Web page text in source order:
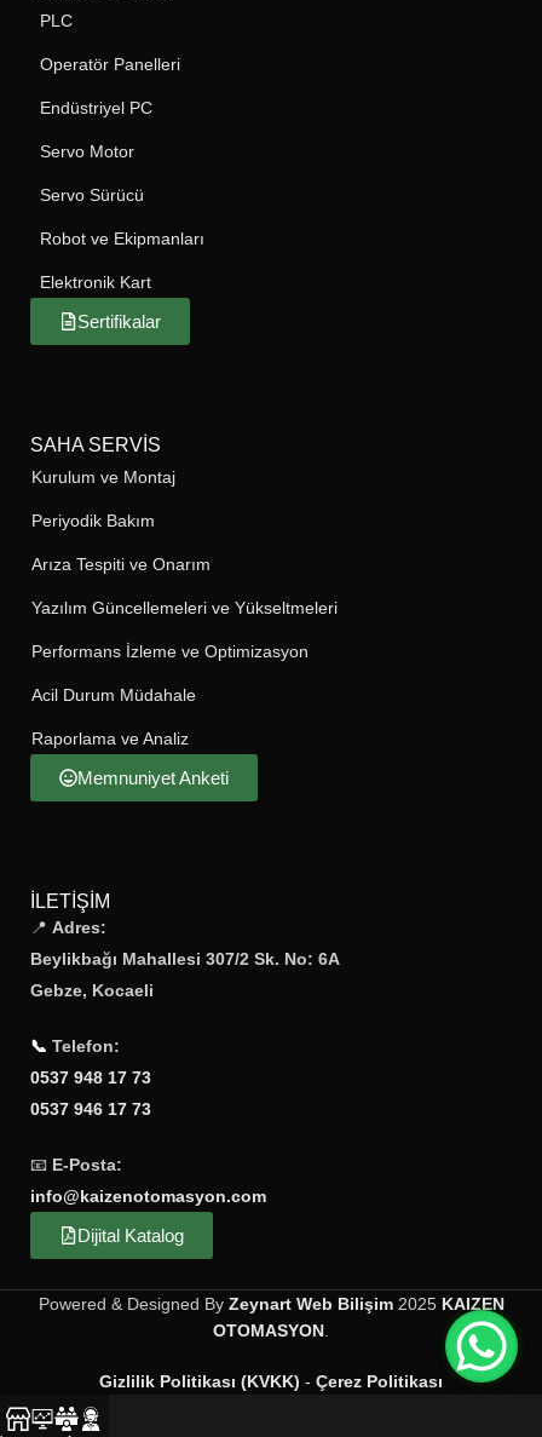
PLC
Operatör Panelleri
Endüstriyel PC
Servo Motor
Servo Sürücü
Robot ve Ekipmanları
Elektronik Kart
Sertifikalar
SAHA SERVIS
Kurulum ve Montaj
Periyodik Bakım
Arıza Tespiti ve Onarım
Yazılım Güncellemeleri ve Yükseltmeleri
Performans İzleme ve Optimizasyon
Acil Durum Müdahale
Raporlama ve Analiz
Memnuniyet Anketi
İLETIŞIM
📍 Adres:
Beylikbağı Mahallesi 307/2 Sk. No: 6A
Gebze, Kocaeli
📞 Telefon:
0537 948 17 73
0537 946 17 73
📧 E-Posta:
info@kaizenotomasyon.com
Dijital Katalog
Powered & Designed By Zeynart Web Bilişim 2025 KAIZEN
OTOMASYON
Gizlilik Politikası (KVKK) - Çerez Politikası